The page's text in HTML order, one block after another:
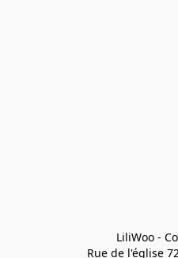
LiliWoo -
Rue de l'église